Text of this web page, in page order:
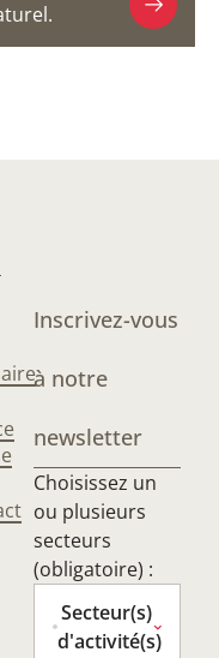
Inscrivez-vous
à notre
newsletter
Choisissez un
ou plusieurs
secteurs
(obligatoire) :
Secteur(s)
d'activité(s)